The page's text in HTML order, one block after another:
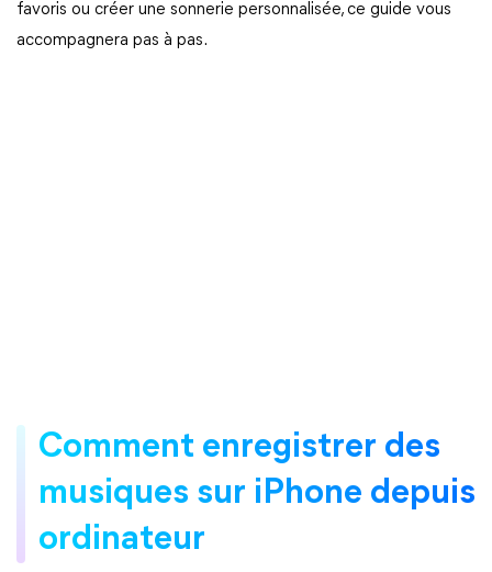
favoris ou créer une sonnerie personnalisée, ce guide vous
accompagnera pas à pas.
Comment enregistrer des
musiques sur iPhone depuis
ordinateur